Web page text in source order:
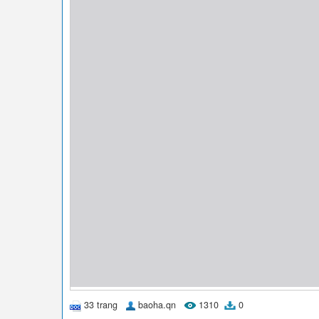
33 trang baoha.qn 1310 0